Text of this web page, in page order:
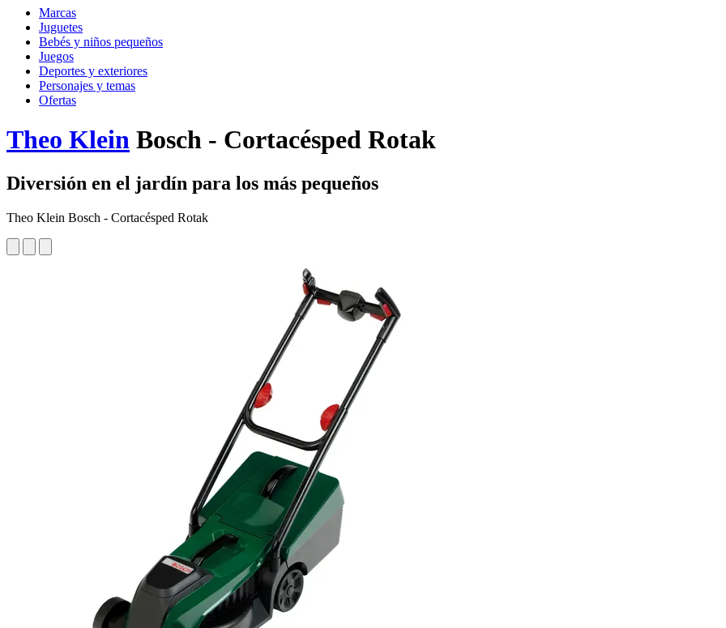
Marcas
Juguetes
Bebés y niños pequeños
Juegos
Deportes y exteriores
Personajes y temas
Ofertas
Theo Klein Bosch - Cortacésped Rotak
Diversión en el jardín para los más pequeños
Theo Klein Bosch - Cortacésped Rotak